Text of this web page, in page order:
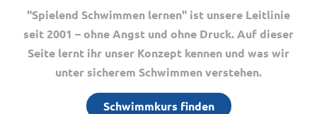
"Spielend Schwimmen lernen" ist unsere Leitlinie
seit 2001 – ohne Angst und ohne Druck. Auf dieser
Seite lernt ihr unser Konzept kennen und was wir
unter sicherem Schwimmen verstehen.
Schwimmkurs finden